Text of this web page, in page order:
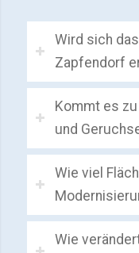
Wird sich
Zapfendorf
Kommt es
und
Wie viel
Wie